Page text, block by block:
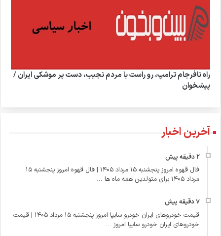
راه نافرجام ترامپ، رو راست با مردم نجیب، دست پر موشکی ایران /
پیشخوان
آخرین اخبار
فال قهوه امروز پنجشنبه 15 مرداد 1405 | فال قهوه امروز پنجشنبه 15
مرداد 1405 برای متولدین همه ماه ها ...
قیمت خودروهای ایران خودرو سایپا امروز پنجشنبه 15 مرداد 1405 | قیمت
خودروهای ایران خودرو سایپا امروز ...